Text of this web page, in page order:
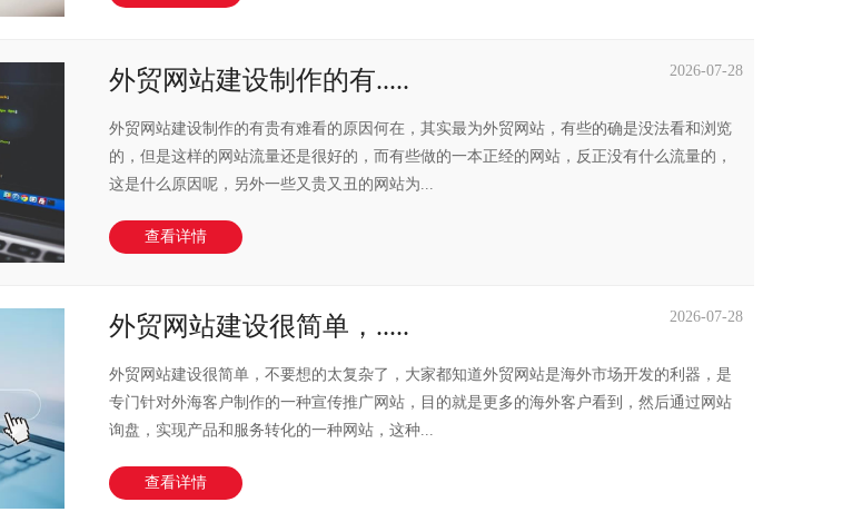
外贸网站建设制作的有..... 2026-07-28
外贸网站建设制作的有贵有难看的原因何在，其实最为外贸网站，有些的确是没法看和浏览
的，但是这样的网站流量还是很好的，而有些做的一本正经的网站，反正没有什么流量的，
这是什么原因呢，另外一些又贵又丑的网站为...
查看详情
外贸网站建设很简单，..... 2026-07-28
外贸网站建设很简单，不要想的太复杂了，大家都知道外贸网站是海外市场开发的利器，是
专门针对外海客户制作的一种宣传推广网站，目的就是更多的海外客户看到，然后通过网站
询盘，实现产品和服务转化的一种网站，这种...
查看详情